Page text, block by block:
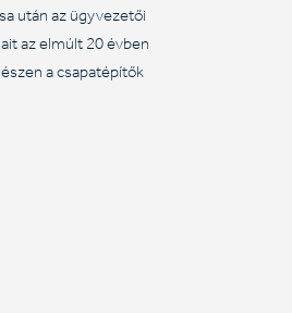
után az ügyvezetői
az elmúlt 20 évben
a csapatépítők